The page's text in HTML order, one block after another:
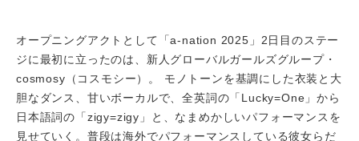
オープニングアクトとして「a-nation 2025」2日目のステー
ジに最初に立ったのは、新人グローバルガールズグループ・
cosmosy（コスモシー）。 モノトーンを基調にした衣装と大
胆なダンス、甘いボーカルで、全英詞の「Lucky=One」から
日本語詞の「zigy=zigy」と、なまめかしいパフォーマンスを
見せていく。普段は海外でパフォーマンスしている彼女らだ